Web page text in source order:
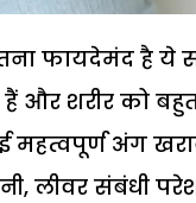
फायदेमंद है ये
हैं और शरीर को
अंग
लीवर संबंधी